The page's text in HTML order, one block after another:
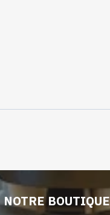
NOTRE BOUTIQUE